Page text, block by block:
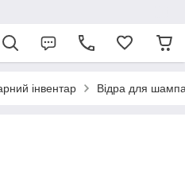
інвентар Відра для